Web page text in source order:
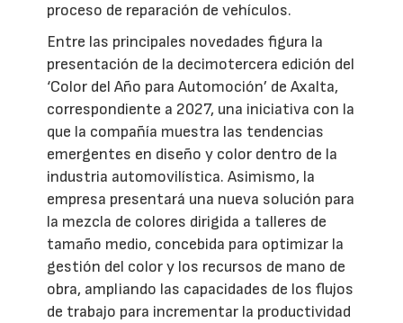
proceso de reparación de vehículos.
Entre las principales novedades figura la
presentación de la decimotercera edición del
‘Color del Año para Automoción’ de Axalta,
correspondiente a 2027, una iniciativa con la
que la compañía muestra las tendencias
emergentes en diseño y color dentro de la
industria automovilística. Asimismo, la
empresa presentará una nueva solución para
la mezcla de colores dirigida a talleres de
tamaño medio, concebida para optimizar la
gestión del color y los recursos de mano de
obra, ampliando las capacidades de los flujos
de trabajo para incrementar la productividad